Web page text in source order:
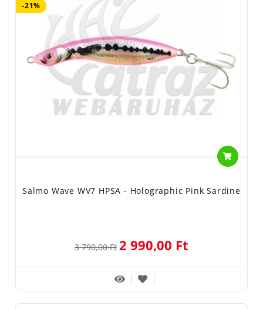
-21%
Salmo Wave WV7 HPSA - Holographic Pink Sardine
3 790,00 Ft 2 990,00 Ft